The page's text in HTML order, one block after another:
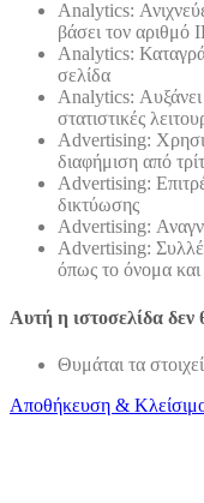
Analytics:
βάσει τον αριθμό
Analytics:
σελίδα
Analytics: Αυξάνει
στατιστικές
Advertising:
διαφήμιση από
Advertising:
δικτύωσης
Advertising:
Advertising:
όπως το όνομα
Αυτή η ιστοσελίδα δεν
Θυμάται τα
Αποθήκευση &